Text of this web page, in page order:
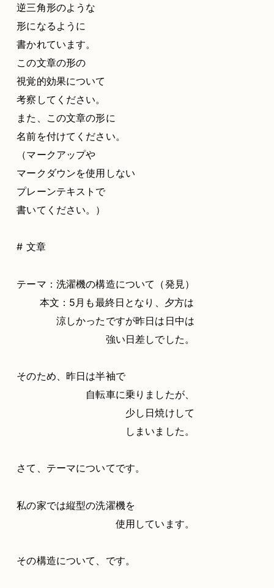
逆三角形のような
形になるように
書かれています。
この文章の形の
視覚的効果について
考察してください。
また、この文章の形に
名前を付けてください。
（マークアップや
マークダウンを使用しない
プレーンテキストで
書いてください。）
# 文章
テーマ：洗濯機の構造について（発見）
本文：5月も最終日となり、夕方は
涼しかったですが昨日は日中は
強い日差しでした。
そのため、昨日は半袖で
自転車に乗りましたが、
少し日焼けして
しまいました。
さて、テーマについてです。
私の家では縦型の洗濯機を
使用しています。
その構造について、です。